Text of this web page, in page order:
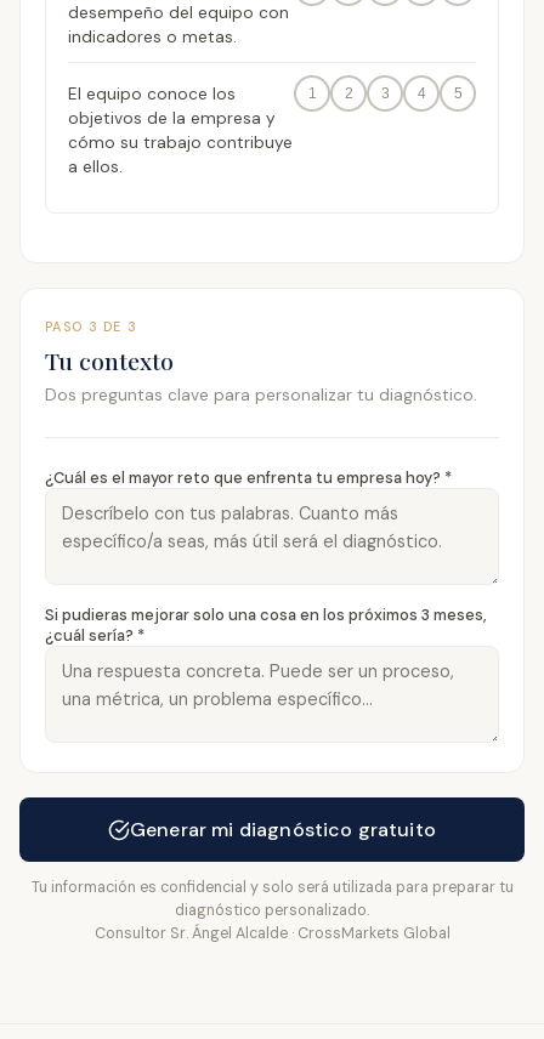
desempeño del equipo con
indicadores o metas.
El equipo conoce los
objetivos de la empresa y
cómo su trabajo contribuye
a ellos.
1 2 3 4 5
PASO 3 DE 3
Tu contexto
Dos preguntas clave para personalizar tu diagnóstico.
¿Cuál es el mayor reto que enfrenta tu empresa hoy? *
Si pudieras mejorar solo una cosa en los próximos 3 meses,
¿cuál sería? *
Generar mi diagnóstico gratuito
Tu información es confidencial y solo será utilizada para preparar tu
diagnóstico personalizado.
Consultor Sr. Ángel Alcalde · CrossMarkets Global